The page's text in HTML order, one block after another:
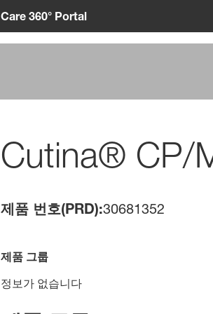
Care 360° Portal
Cutina® CP/
제품 번호(PRD):30681352
제품 그룹
정보가 없습니다